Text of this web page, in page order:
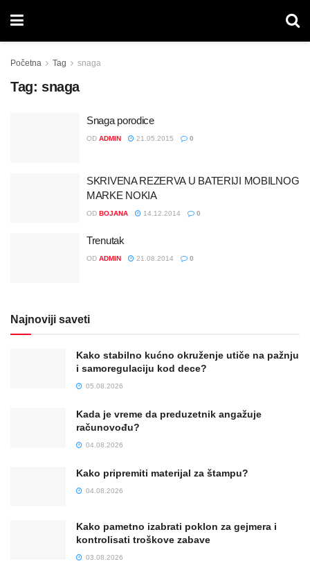
Početna Tag snaga
Tag: snaga
Snaga porodice
OD ADMIN 21.05.2015 0
SKRIVENA REZERVA U BATERIJI MOBILNOG
MARKE NOKIA
OD BOJANA 14.12.2014 0
Trenutak
OD ADMIN 21.08.2014 0
Najnoviji saveti
Kako stabilno kućno okruženje utiče na pažnju
i samoregulaciju kod dece?
05.08.2026
Kada je vreme da preduzetnik angažuje
računovođu?
04.08.2026
Kako pripremiti materijal za štampu?
04.08.2026
Kako pametno izabrati poklon za gejmera i
kontrolisati troškove zabave
03.08.2026